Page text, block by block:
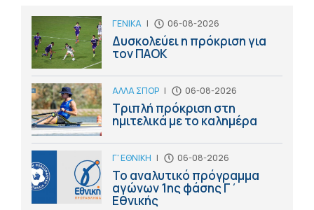
ΓΕΝΙΚΑ | 06-08-2026
Δυσκολεύει η πρόκριση για
τον ΠΑΟΚ
ΑΛΛΑ ΣΠΟΡ | 06-08-2026
Τριπλή πρόκριση στη
ημιτελικά με το καλημέρα
Γ' ΕΘΝΙΚΗ | 06-08-2026
Το αναλυτικό πρόγραμμα
αγώνων 1ης φάσης Γ΄
Εθνικής